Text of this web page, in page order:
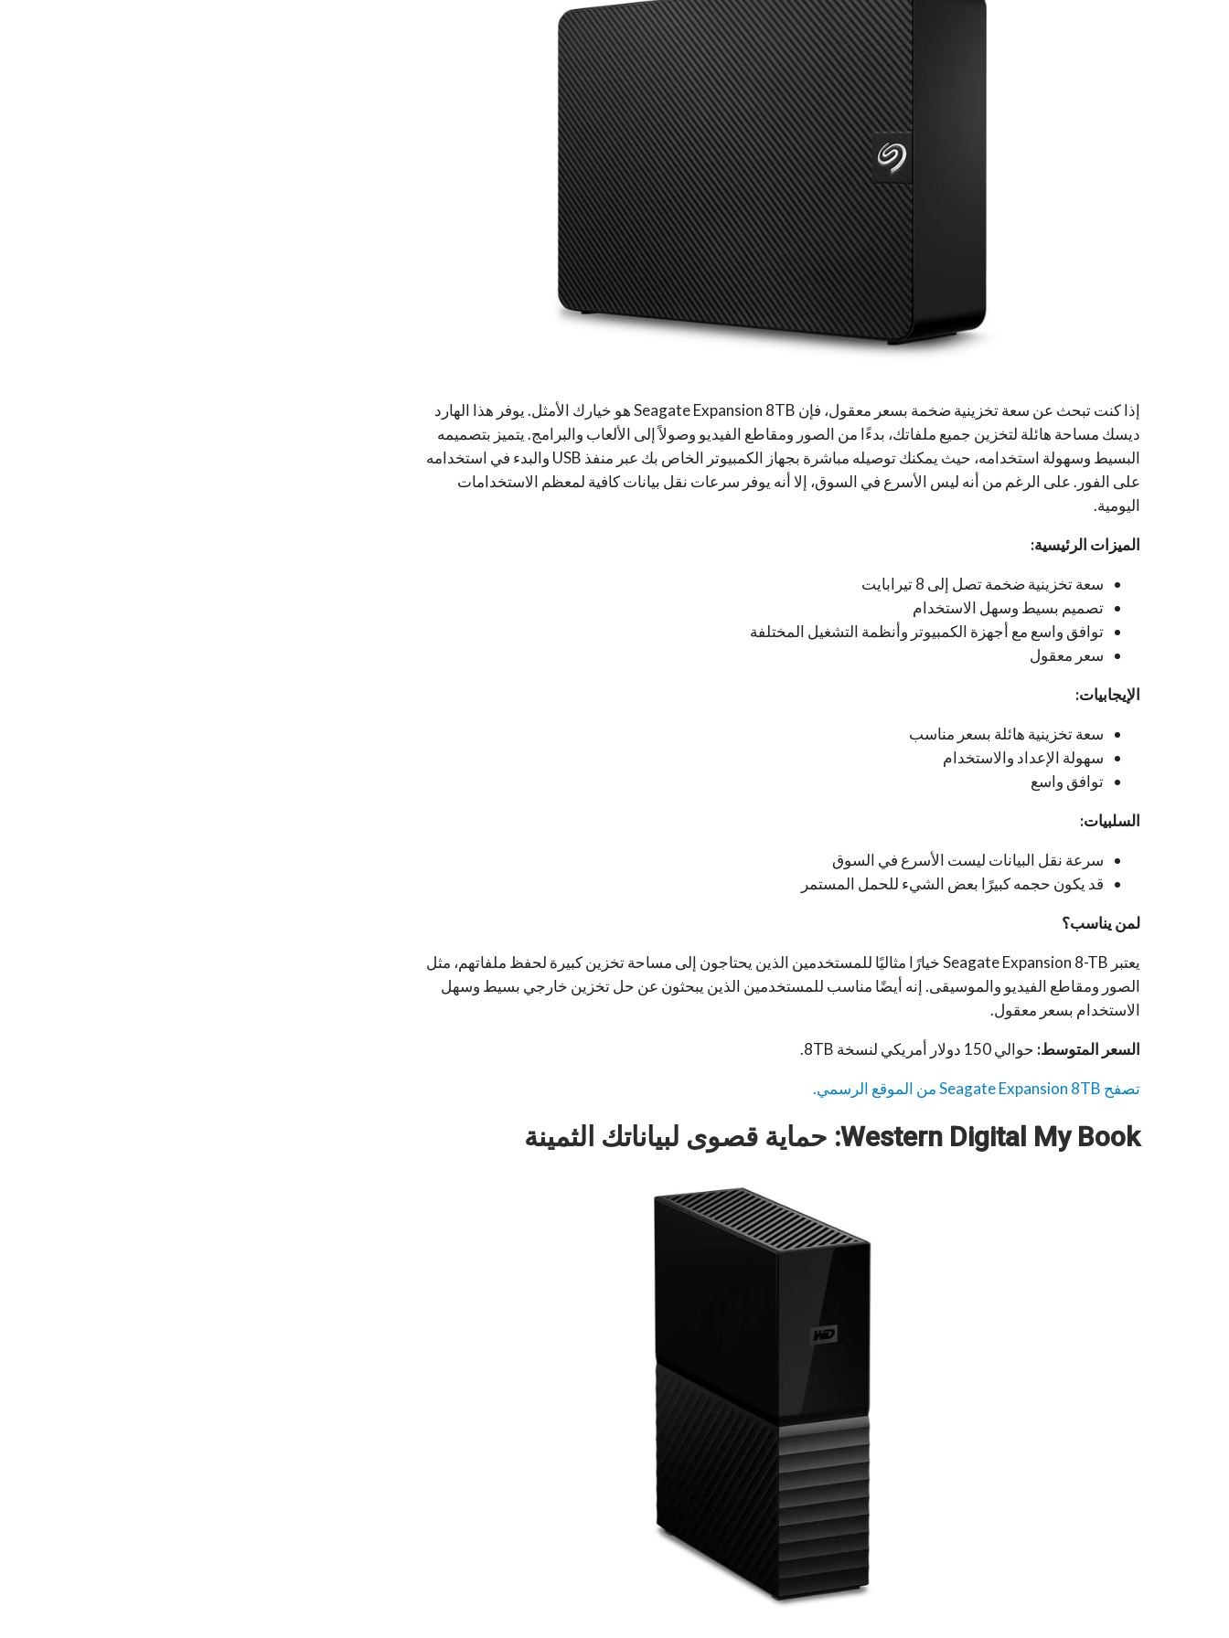
إذا كنت تبحث عن سعة تخزينية ضخمة بسعر معقول، فإن Seagate Expansion 8TB هو خيارك الأمثل. يوفر هذا الهارد
ديسك مساحة هائلة لتخزين جميع ملفاتك، بدءًا من الصور ومقاطع الفيديو وصولاً إلى الألعاب والبرامج. يتميز بتصميمه
البسيط وسهولة استخدامه، حيث يمكنك توصيله مباشرة بجهاز الكمبيوتر الخاص بك عبر منفذ USB والبدء في استخدامه
على الفور. على الرغم من أنه ليس الأسرع في السوق، إلا أنه يوفر سرعات نقل بيانات كافية لمعظم الاستخدامات
اليومية.
الميزات الرئيسية:
سعة تخزينية ضخمة تصل إلى 8 تيرابايت
تصميم بسيط وسهل الاستخدام
توافق واسع مع أجهزة الكمبيوتر وأنظمة التشغيل المختلفة
سعر معقول
الإيجابيات:
سعة تخزينية هائلة بسعر مناسب
سهولة الإعداد والاستخدام
توافق واسع
السلبيات:
سرعة نقل البيانات ليست الأسرع في السوق
قد يكون حجمه كبيرًا بعض الشيء للحمل المستمر
لمن يناسب؟
يعتبر Seagate Expansion 8-TB خيارًا مثاليًا للمستخدمين الذين يحتاجون إلى مساحة تخزين كبيرة لحفظ ملفاتهم، مثل
الصور ومقاطع الفيديو والموسيقى. إنه أيضًا مناسب للمستخدمين الذين يبحثون عن حل تخزين خارجي بسيط وسهل
الاستخدام بسعر معقول.
السعر المتوسط: حوالي 150 دولار أمريكي لنسخة 8TB.
تصفح Seagate Expansion 8TB من الموقع الرسمي.
Western Digital My Book: حماية قصوى لبياناتك الثمينة